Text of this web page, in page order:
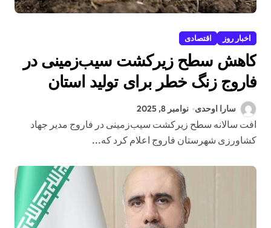
اخبار روز اقتصادی
کاهش سطح زیرکشت سیب‌زمینی در
فاروج زنگ خطر برای تولید استان
سارا اوحدی نوامبر 8, 2025
افت سالانه سطح زیرکشت سیب‌زمینی در فاروج مدیر جهاد
کشاورزی شهرستان فاروج اعلام کرد که...